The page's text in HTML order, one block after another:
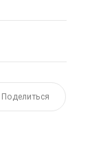
Поделиться